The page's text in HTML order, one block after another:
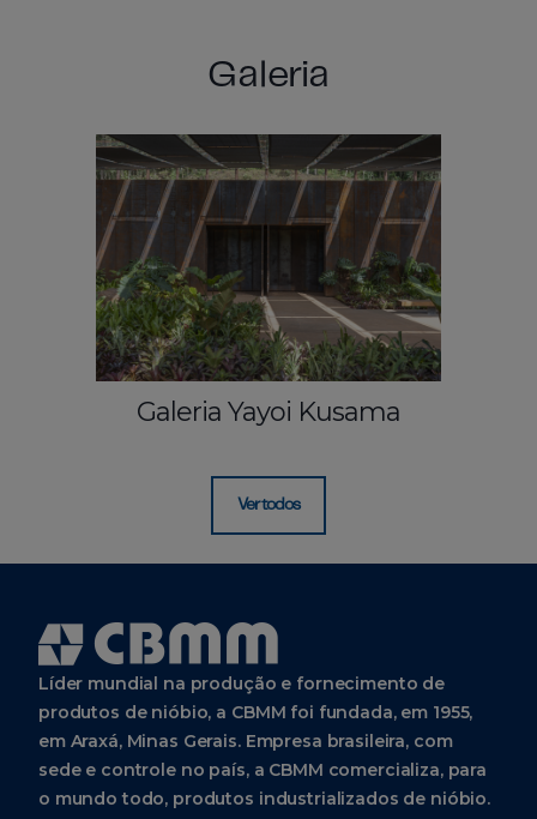
Galeria
Galeria Yayoi Kusama
Ver todos
Líder mundial na produção e fornecimento de
produtos de nióbio, a CBMM foi fundada, em 1955,
em Araxá, Minas Gerais. Empresa brasileira, com
sede e controle no país, a CBMM comercializa, para
o mundo todo, produtos industrializados de nióbio.